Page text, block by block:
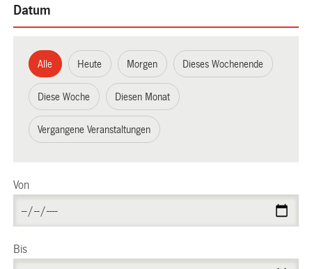
Datum
Alle Heute Morgen Dieses Wochenende
Diese Woche Diesen Monat
Vergangene Veranstaltungen
Von
Bis